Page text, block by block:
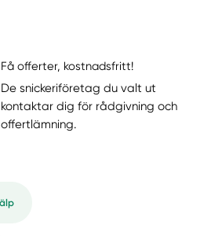
Få offerter, kostnadsfritt!
De snickeriföretag du valt ut
kontaktar dig för rådgivning och
offertlämning.